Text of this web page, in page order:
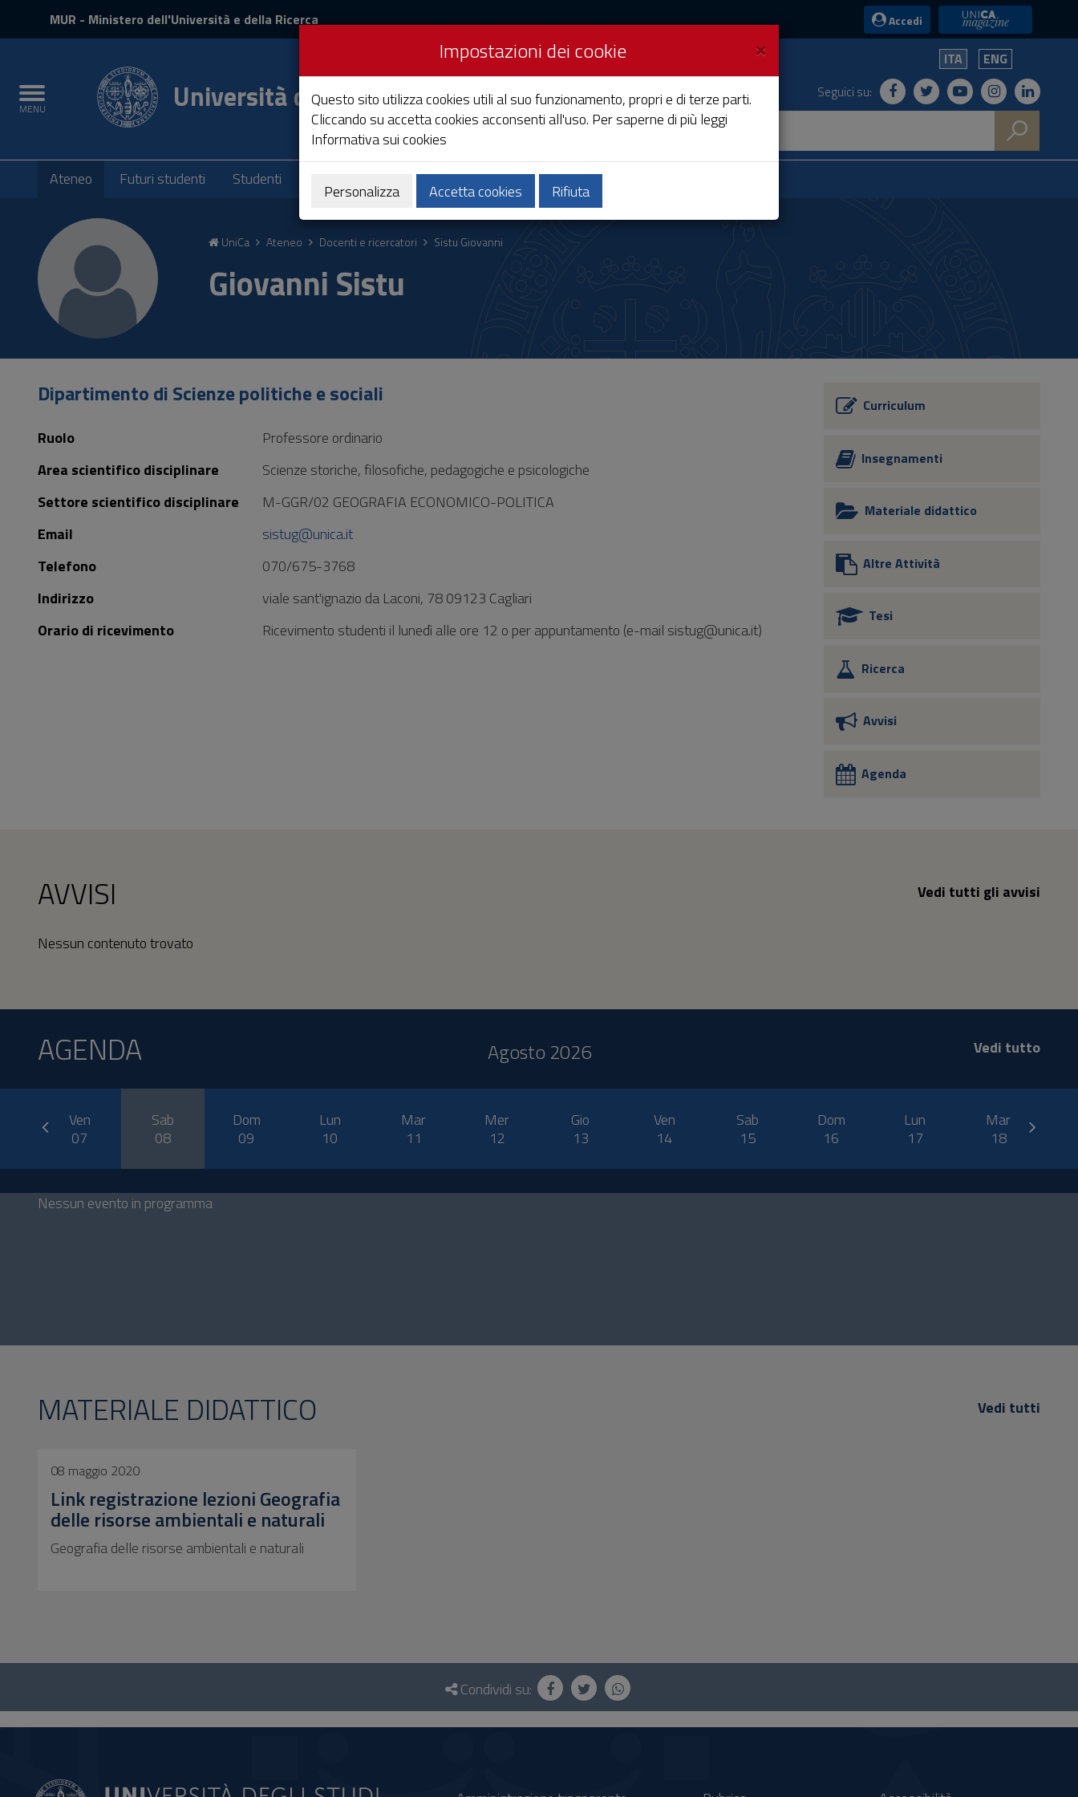
Contenuto
navigazione
MUR - Ministero dell'Università e della Ricerca Accedi UniCA News
Toggle
navigation
MENU Università degli Studi di Cagliari
ITA ENG
Seguici su:
Submenu
Ateneo Futuri studenti Studenti Ricerca Società e territorio
UniCa Ateneo Docenti e ricercatori Sistu Giovanni
Giovanni Sistu
Dipartimento di Scienze politiche e sociali
Ruolo
Professore ordinario
Area scientifico disciplinare
Scienze storiche, filosofiche, pedagogiche e psicologiche
Settore scientifico disciplinare
M-GGR/02 GEOGRAFIA ECONOMICO-POLITICA
Email
sistug@unica.it
Telefono
070/675-3768
Indirizzo
viale sant'ignazio da Laconi, 78 09123 Cagliari
Orario di ricevimento
Ricevimento studenti il lunedì alle ore 12 o per appuntamento (e-mail sistug@unica.it)
Curriculum
Insegnamenti
Materiale didattico
Altre Attività
Tesi
Ricerca
Avvisi
Agenda
AVVISI Vedi tutti gli avvisi
Nessun contenuto trovato
AGENDA Agosto 2026 Vedi tutto
Ven
07
Sab
08
Dom
09
Lun
10
Mar
11
Mer
12
Gio
13
Ven
14
Sab
15
Dom
16
Lun
17
Mar
18
prev
Nessun evento in programma
MATERIALE DIDATTICO Vedi tutti
08 maggio 2020
Link registrazione lezioni Geografia
delle risorse ambientali e naturali
Geografia delle risorse ambientali e naturali
Questionario
social
Condividi su:
×
Impostazioni dei cookie
Questo sito utilizza cookies utili al suo funzionamento, propri e di terze parti.
Cliccando su accetta cookies acconsenti all'uso. Per saperne di più leggi
Informativa sui cookies
Personalizza Accetta cookies Rifiuta